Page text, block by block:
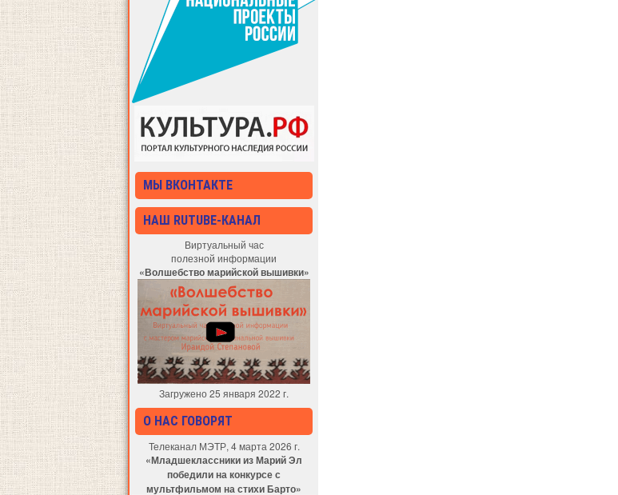
МЫ ВКОНТАКТЕ
НАШ RUTUBE-КАНАЛ
Виртуальный час
полезной информации
«Волшебство марийской вышивки»
Загружено 25 января 2022 г.
О НАС ГОВОРЯТ
Телеканал МЭТР, 4 марта 2026 г.
«Младшеклассники из Марий Эл
победили на конкурсе с
мультфильмом на стихи Барто»